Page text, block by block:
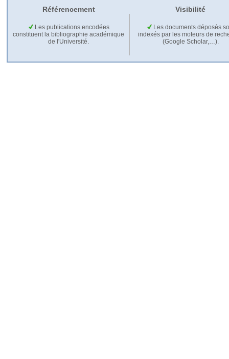
Référencement Visibilité
Les publications encodées
constituent la bibliographie académique
de l'Université.
Les documents déposés
indexés par les moteurs de
(Google Scholar,…).